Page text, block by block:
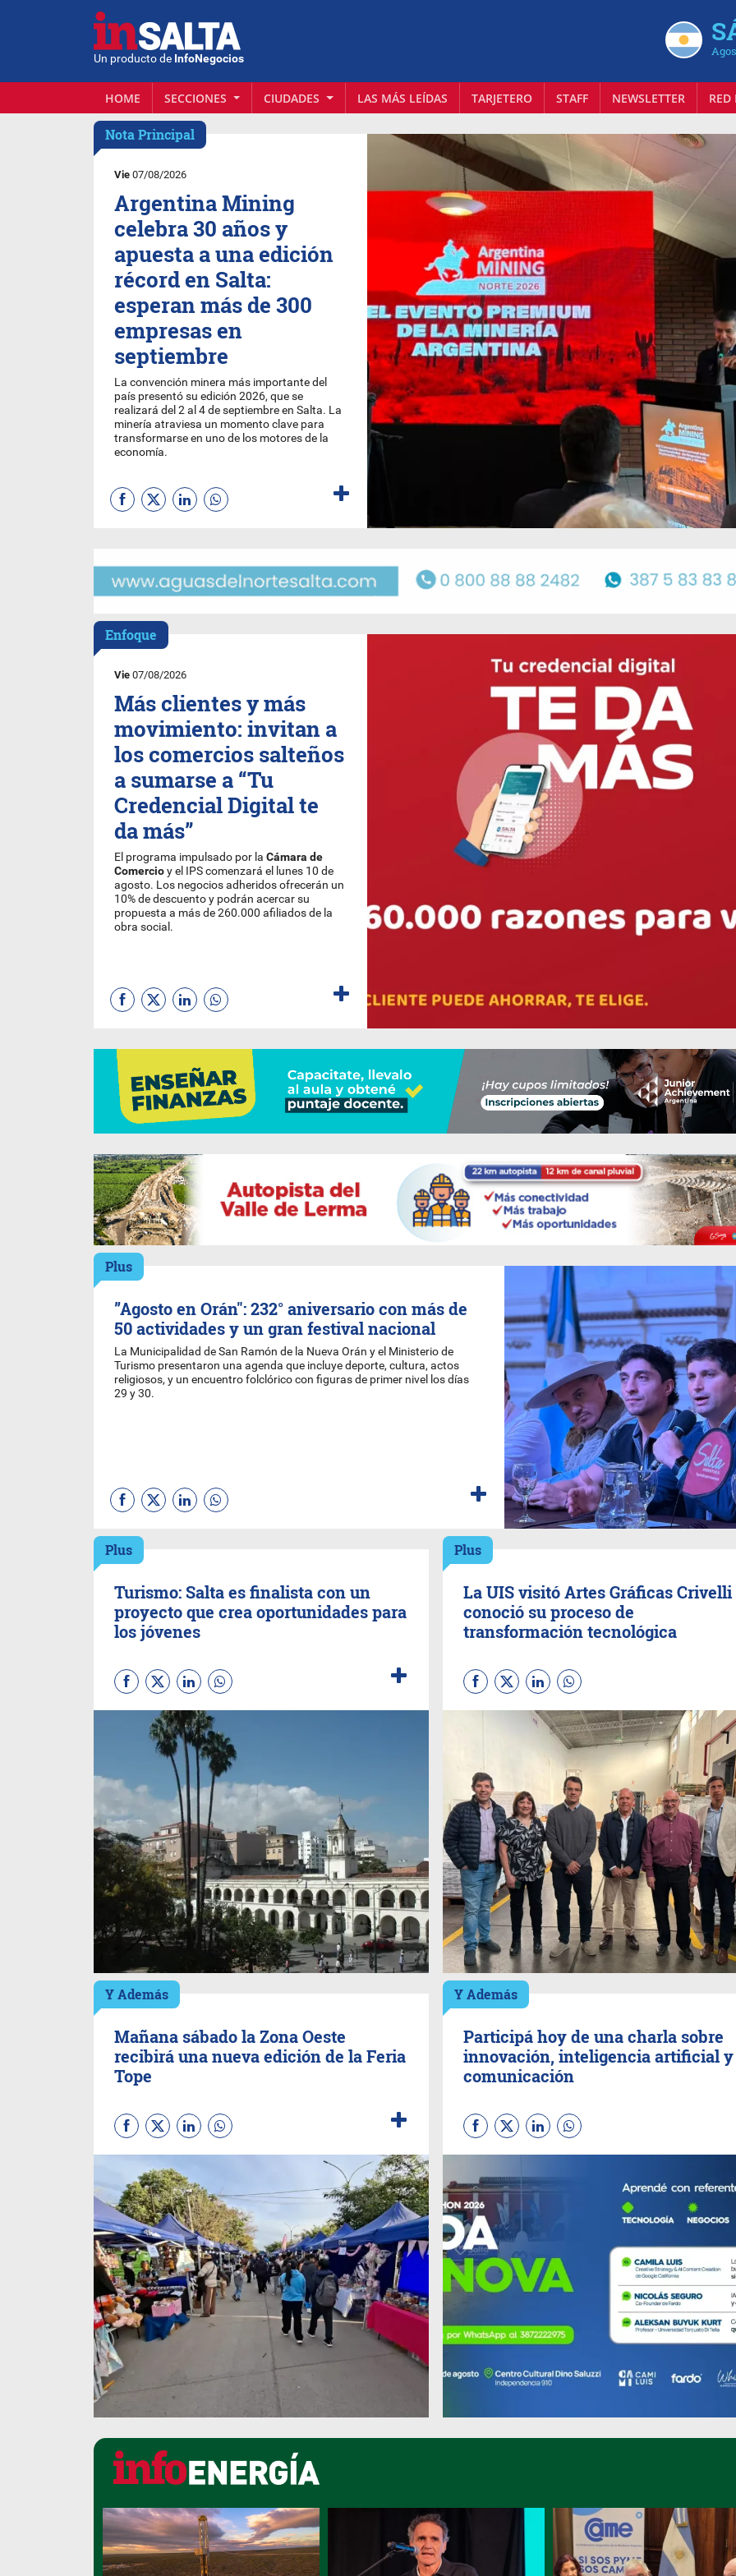
Un producto de InfoNegocios
HOME SECCIONES CIUDADES LAS MÁS LEÍDAS TARJETERO STAFF NEWSLETTER
Nota Principal
Vie 07/08/2026
Argentina Mining
celebra 30 años y
apuesta a una edición
récord en Salta:
esperan más de 300
empresas en
septiembre
La convención minera más importante del
país presentó su edición 2026, que se
realizará del 2 al 4 de septiembre en Salta. La
minería atraviesa un momento clave para
transformarse en uno de los motores de la
economía.
Enfoque
Vie 07/08/2026
Más clientes y más
movimiento: invitan a
los comercios salteños
a sumarse a “Tu
Credencial Digital te
da más”
El programa impulsado por laCámara de
Comercioy el IPS comenzará el lunes 10 de
agosto. Los negocios adheridos ofrecerán un
10% de descuento y podrán acercar su
propuesta a más de 260.000 afiliados de la
obra social.
Plus
”Agosto en Orán": 232° aniversario con más de
50 actividades y un gran festival nacional
La Municipalidad de San Ramón de la Nueva Orán y el Ministerio de
Turismo presentaron una agenda que incluye deporte, cultura, actos
religiosos, y un encuentro folclórico con figuras de primer nivel los días
29 y 30.
Plus
Turismo: Salta es finalista con un
proyecto que crea oportunidades para
los jóvenes
Plus
La UIS visitó Artes Gráficas
conoció su proceso de
transformación tecnológica
Y Además
Mañana sábado la Zona Oeste
recibirá una nueva edición de la Feria
Tope
Y Además
Participá hoy de una charla sobre
innovación, inteligencia artificial y
comunicación